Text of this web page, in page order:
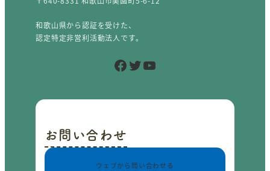
和歌山県から認証を受けた、
認定特定非営利活動法人です。
Facebook Twitter YouTube
お問い合わせ
ウェブから問い合わせる